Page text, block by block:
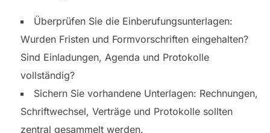
Überprüfen Sie die Einberufungsunterlagen:
Wurden Fristen und Formvorschriften eingehalten?
Sind Einladungen, Agenda und Protokolle
vollständig?
Sichern Sie vorhandene Unterlagen: Rechnungen,
Schriftwechsel, Verträge und Protokolle sollten
zentral gesammelt werden.